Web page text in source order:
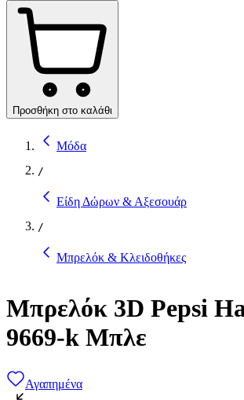
Προσθήκη στο καλάθι
Μόδα
/
Είδη Δώρων & Αξεσουάρ
/
Μπρελόκ & Κλειδοθήκες
Μπρελόκ 3D Pepsi
9669-k Μπλε
Αγαπημένα